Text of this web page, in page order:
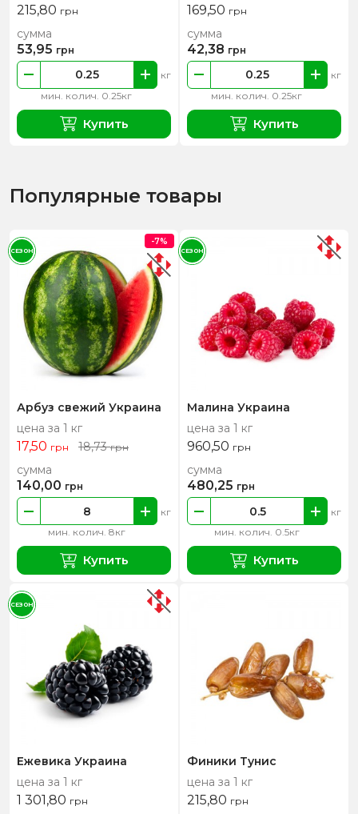
215,80 грн
мин. колич. 0.25кг
кг
сумма
53,95 грн
Купить
169,50 грн
мин. колич. 0.25кг
кг
сумма
42,38 грн
Купить
Популярные товары
Арбуз свежий Украина
цена за 1 кг
17,50 грн 18,73грн
мин. колич. 8кг
кг
сумма
140,00 грн
Купить
-7%
СЕЗОН
Малина Украина
цена за 1 кг
960,50 грн
мин. колич. 0.5кг
кг
сумма
480,25 грн
Купить
СЕЗОН
Ежевика Украина
цена за 1 кг
1 301,80 грн
СЕЗОН
Финики Тунис
цена за 1 кг
215,80 грн